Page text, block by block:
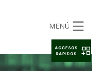
MENÚ
ACCESOS
RAPIDOS